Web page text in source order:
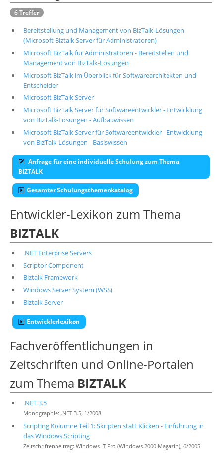
6 Treffer
Bereitstellung und Management von BizTalk-Lösungen
(Microsoft Biztalk Server für Administratoren)
Microsoft BizTalk für Administratoren - Bereitstellen und
Management von BizTalk-Lösungen
Microsoft BizTalk im Überblick für Softwarearchitekten und
Entscheider
Microsoft BizTalk Server
Microsoft BizTalk Server für Softwareentwickler - Entwicklung
von BizTalk-Lösungen - Aufbauwissen
Microsoft BizTalk Server für Softwareentwickler - Entwicklung
von BizTalk-Lösungen - Basiswissen
Anfrage für eine individuelle Schulung zum Thema
BIZTALK
Gesamter Schulungsthemenkatalog
Entwickler-Lexikon zum Thema
BIZTALK
.NET Enterprise Servers
Scriptor Component
Biztalk Framework
Windows Server System (WSS)
Biztalk Server
Entwicklerlexikon
Fachveröffentlichungen in
Zeitschriften und Online-Portalen
zum Thema BIZTALK
.NET 3.5
Monographie: .NET 3.5, 1/2008
Scripting Kolumne Teil 1: Skripten statt Klicken - Einführung in
das Windows Scripting
Zeitschriftenbeitrag: Windows IT Pro (Windows 2000 Magazin), 6/2005